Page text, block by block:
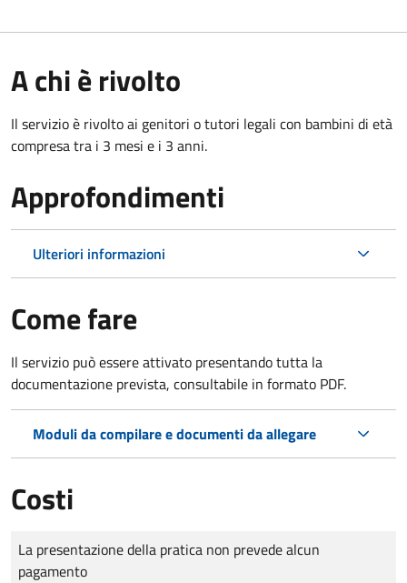
A chi è rivolto
Il servizio è rivolto ai genitori o tutori legali con bambini di età
compresa tra i 3 mesi e i 3 anni.
Approfondimenti
Ulteriori informazioni
Come fare
Il servizio può essere attivato presentando tutta la
documentazione prevista, consultabile in formato PDF.
Moduli da compilare e documenti da allegare
Costi
Tipo di pagamento
Importo
La presentazione della pratica non prevede alcun
pagamento